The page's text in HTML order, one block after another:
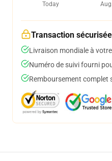
Today
Transaction sécurisée
Livraison mondiale à
Numéro de suivi fourni
Remboursement complet